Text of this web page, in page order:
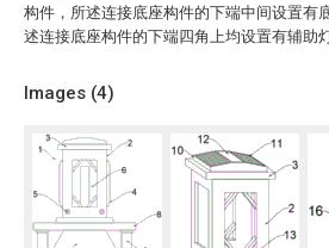
构件，所述连接底座构件的下端中间设置有
述连接底座构件的下端四角上均设置有辅助
Images (4)